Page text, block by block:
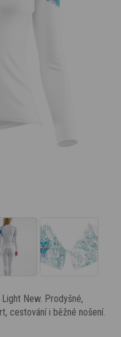
New. Prodyšné,
cestování i běžné nošení.